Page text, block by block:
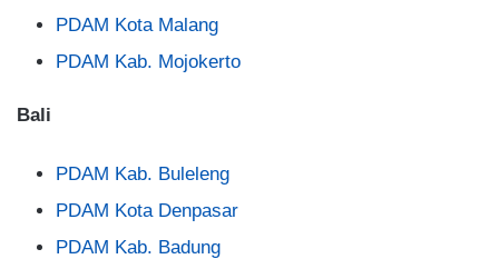
PDAM Kota Malang
PDAM Kab. Mojokerto
Bali
PDAM Kab. Buleleng
PDAM Kota Denpasar
PDAM Kab. Badung